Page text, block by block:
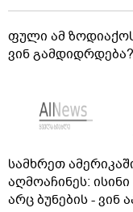
ფული ამ
ვინ გამდიდრდება?
სამხრეთ
აღმოაჩინეს:
არც ბუნების - ვინ